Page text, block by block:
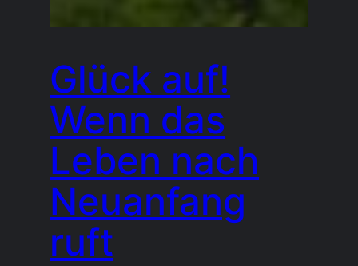
Glück auf!
Wenn das
Leben nach
Neuanfang
ruft